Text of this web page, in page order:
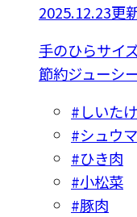
2025.12.23更
手のひらサイ
節約ジューシ
#しいたけ
#シュウ
#ひき肉
#小松菜
#豚肉